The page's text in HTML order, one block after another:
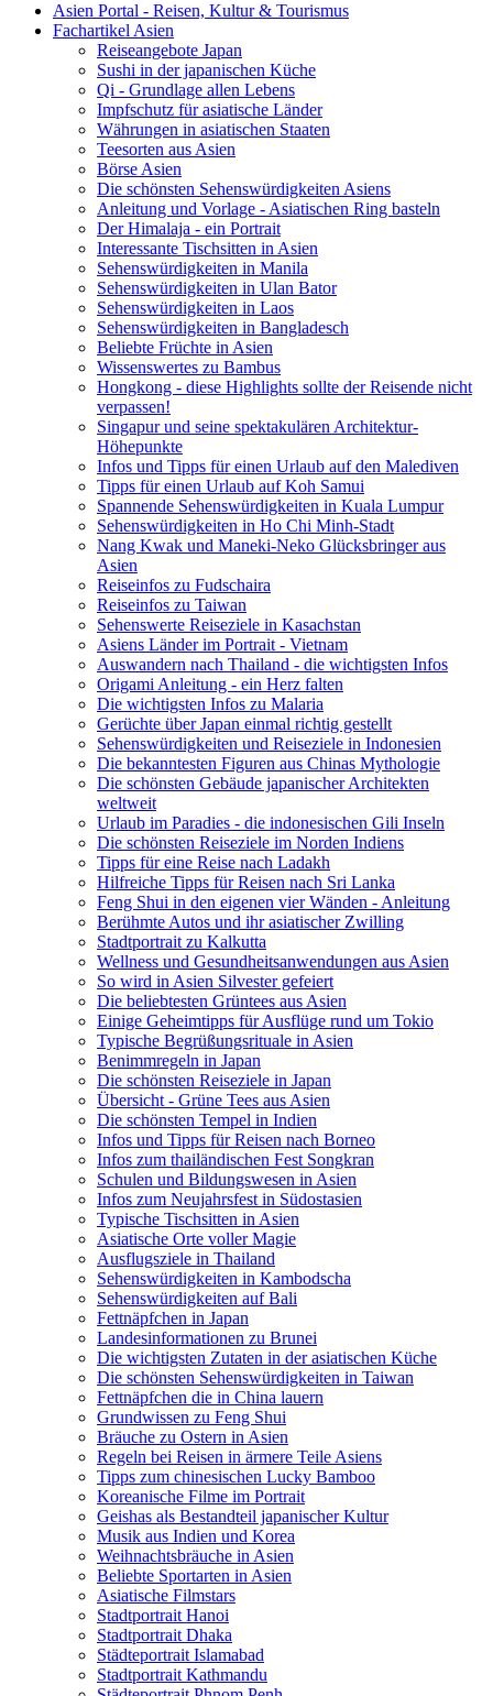
Asien Portal - Reisen, Kultur & Tourismus
Fachartikel Asien
Reiseangebote Japan
Sushi in der japanischen Küche
Qi - Grundlage allen Lebens
Impfschutz für asiatische Länder
Währungen in asiatischen Staaten
Teesorten aus Asien
Börse Asien
Die schönsten Sehenswürdigkeiten Asiens
Anleitung und Vorlage - Asiatischen Ring basteln
Der Himalaja - ein Portrait
Interessante Tischsitten in Asien
Sehenswürdigkeiten in Manila
Sehenswürdigkeiten in Ulan Bator
Sehenswürdigkeiten in Laos
Sehenswürdigkeiten in Bangladesch
Beliebte Früchte in Asien
Wissenswertes zu Bambus
Hongkong - diese Highlights sollte der Reisende nicht
verpassen!
Singapur und seine spektakulären Architektur-
Höhepunkte
Infos und Tipps für einen Urlaub auf den Malediven
Tipps für einen Urlaub auf Koh Samui
Spannende Sehenswürdigkeiten in Kuala Lumpur
Sehenswürdigkeiten in Ho Chi Minh-Stadt
Nang Kwak und Maneki-Neko Glücksbringer aus
Asien
Reiseinfos zu Fudschaira
Reiseinfos zu Taiwan
Sehenswerte Reiseziele in Kasachstan
Asiens Länder im Portrait - Vietnam
Auswandern nach Thailand - die wichtigsten Infos
Origami Anleitung - ein Herz falten
Die wichtigsten Infos zu Malaria
Gerüchte über Japan einmal richtig gestellt
Sehenswürdigkeiten und Reiseziele in Indonesien
Die bekanntesten Figuren aus Chinas Mythologie
Die schönsten Gebäude japanischer Architekten
weltweit
Urlaub im Paradies - die indonesischen Gili Inseln
Die schönsten Reiseziele im Norden Indiens
Tipps für eine Reise nach Ladakh
Hilfreiche Tipps für Reisen nach Sri Lanka
Feng Shui in den eigenen vier Wänden - Anleitung
Berühmte Autos und ihr asiatischer Zwilling
Stadtportrait zu Kalkutta
Wellness und Gesundheitsanwendungen aus Asien
So wird in Asien Silvester gefeiert
Die beliebtesten Grüntees aus Asien
Einige Geheimtipps für Ausflüge rund um Tokio
Typische Begrüßungsrituale in Asien
Benimmregeln in Japan
Die schönsten Reiseziele in Japan
Übersicht - Grüne Tees aus Asien
Die schönsten Tempel in Indien
Infos und Tipps für Reisen nach Borneo
Infos zum thailändischen Fest Songkran
Schulen und Bildungswesen in Asien
Infos zum Neujahrsfest in Südostasien
Typische Tischsitten in Asien
Asiatische Orte voller Magie
Ausflugsziele in Thailand
Sehenswürdigkeiten in Kambodscha
Sehenswürdigkeiten auf Bali
Fettnäpfchen in Japan
Landesinformationen zu Brunei
Die wichtigsten Zutaten in der asiatischen Küche
Die schönsten Sehenswürdigkeiten in Taiwan
Fettnäpfchen die in China lauern
Grundwissen zu Feng Shui
Bräuche zu Ostern in Asien
Regeln bei Reisen in ärmere Teile Asiens
Tipps zum chinesischen Lucky Bamboo
Koreanische Filme im Portrait
Geishas als Bestandteil japanischer Kultur
Musik aus Indien und Korea
Weihnachtsbräuche in Asien
Beliebte Sportarten in Asien
Asiatische Filmstars
Stadtportrait Hanoi
Stadtportrait Dhaka
Städteportrait Islamabad
Stadtportrait Kathmandu